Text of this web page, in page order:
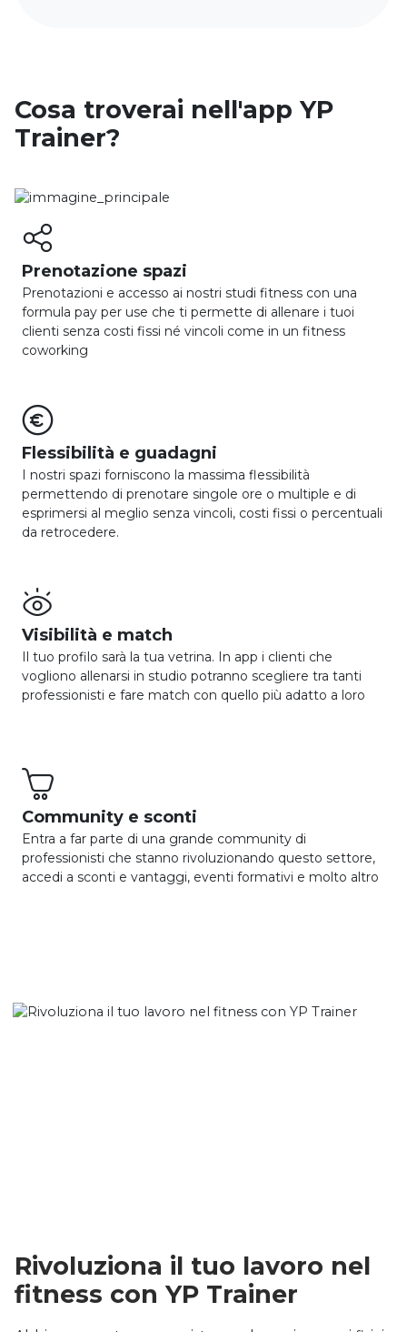
Cosa troverai nell'app YP
Trainer?

Prenotazione spazi
Prenotazioni e accesso ai nostri studi fitness con una
formula pay per use che ti permette di allenare i tuoi
clienti senza costi fissi né vincoli come in un fitness
coworking

Flessibilità e guadagni
I nostri spazi forniscono la massima flessibilità
permettendo di prenotare singole ore o multiple e di
esprimersi al meglio senza vincoli, costi fissi o percentuali
da retrocedere.

Visibilità e match
Il tuo profilo sarà la tua vetrina. In app i clienti che
vogliono allenarsi in studio potranno scegliere tra tanti
professionisti e fare match con quello più adatto a loro

Community e sconti
Entra a far parte di una grande community di
professionisti che stanno rivoluzionando questo settore,
accedi a sconti e vantaggi, eventi formativi e molto altro
Rivoluziona il tuo lavoro nel
fitness con YP Trainer